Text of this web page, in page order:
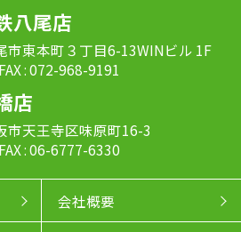
八尾店
市東本町３丁目6-13WINビル 1F
: 072-968-9191
店
市天王寺区味原町16-3
: 06-6777-6330
会社概要